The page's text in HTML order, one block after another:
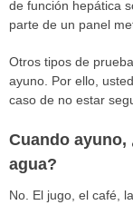
de función hepática
parte de un panel
Otros tipos de
ayuno. Por ello,
caso de no estar
Cuando ayuno,
agua?
No. El jugo, el café,